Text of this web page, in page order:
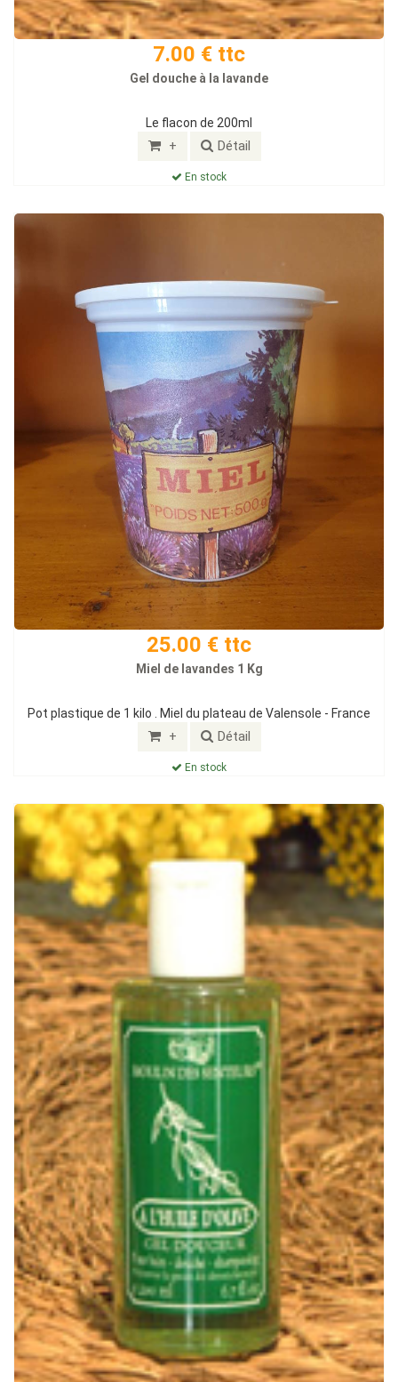
7.00 € ttc
Gel douche à la lavande
Le flacon de 200ml
+ Détail
En stock
25.00 € ttc
Miel de lavandes 1 Kg
Pot plastique de 1 kilo . Miel du plateau de Valensole - France
+ Détail
En stock